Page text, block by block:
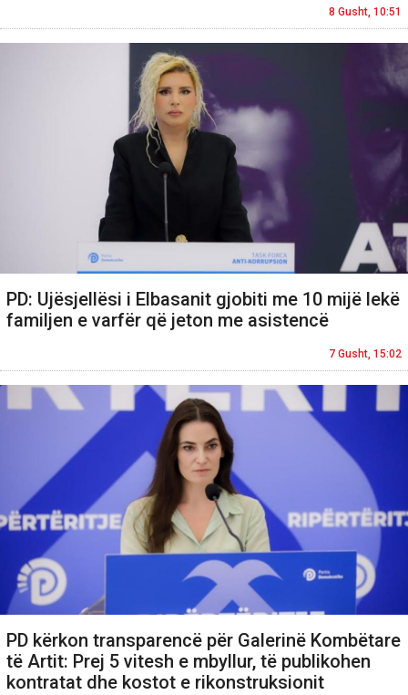
8 Gusht, 10:51
PD: Ujësjellësi i Elbasanit gjobiti me 10 mijë lekë
familjen e varfër që jeton me asistencë
7 Gusht, 15:02
PD kërkon transparencë për Galerinë Kombëtare
të Artit: Prej 5 vitesh e mbyllur, të publikohen
kontratat dhe kostot e rikonstruksionit